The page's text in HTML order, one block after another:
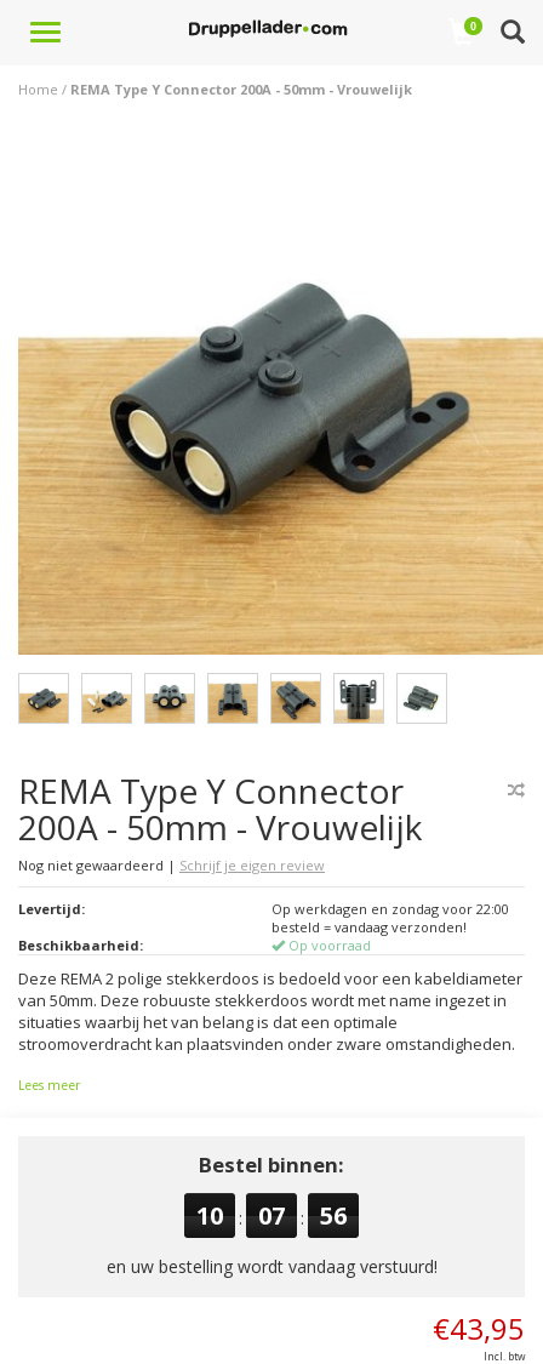
Toggle
0
Home / REMA Type Y Connector 200A - 50mm - Vrouwelijk
REMA Type Y Connector
200A - 50mm - Vrouwelijk
Nog niet gewaardeerd | Schrijf je eigen review
Levertijd:
Op werkdagen en zondag voor 22:00
besteld = vandaag verzonden!
Beschikbaarheid:
Op voorraad
Deze REMA 2 polige stekkerdoos is bedoeld voor een kabeldiameter
van 50mm. Deze robuuste stekkerdoos wordt met name ingezet in
situaties waarbij het van belang is dat een optimale
stroomoverdracht kan plaatsvinden onder zware omstandigheden.
Lees meer
Bestel binnen:
10 : 07 : 56
en uw bestelling wordt vandaag verstuurd!
€43,95
Incl. btw